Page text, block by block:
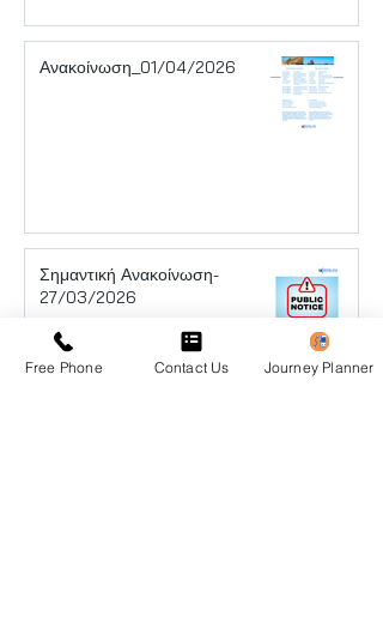
Ανακοίνωση_01/04/2026
Σημαντική Ανακοίνωση-
27/03/2026
Free Phone Contact Us Journey Planner